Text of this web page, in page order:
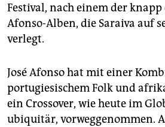
Festival, nach einem der
Afonso-Alben, die Saraiva auf
verlegt.
José Afonso hat mit einer
portugiesischem Folk und
ein Crossover, wie heute im
ubiquitär, vorweggenommen.